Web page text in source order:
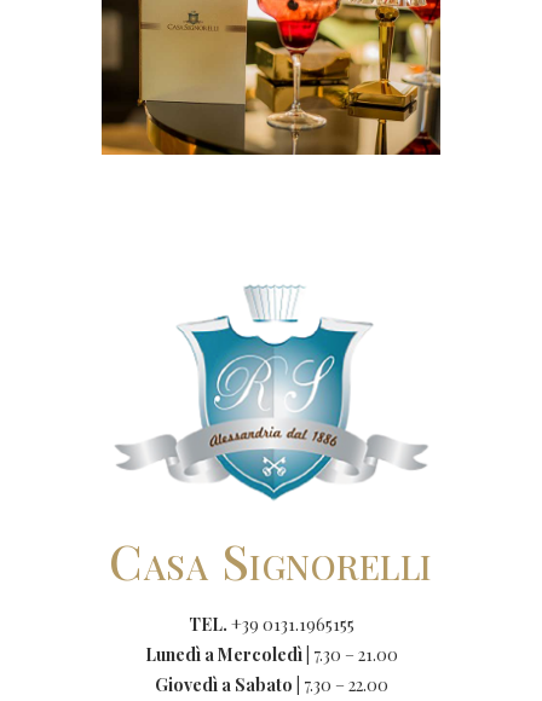
Casa Signorelli
TEL. +39 0131.1965155
Lunedì a Mercoledì | 7.30 – 21.00
Giovedì a Sabato | 7.30 – 22.00